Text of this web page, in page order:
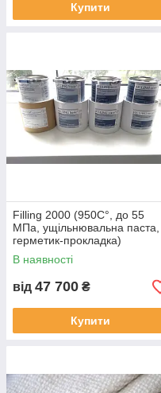
Купити
Filling 2000 (950C°, до 55
МПа, ущільнювальна паста,
герметик-прокладка)
В наявності
від 47 700 ₴
Купити